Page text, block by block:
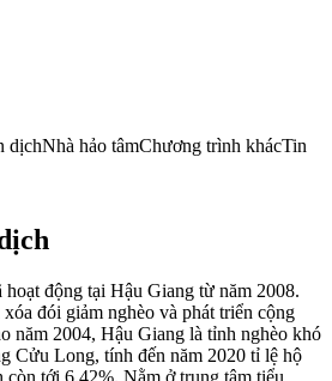
dịchNhà hảo tâmChương trình khácTin
động tại Hậu Giang từ năm 2008.
đói giảm nghèo và phát triển cộng
năm 2004, Hậu Giang là tỉnh nghèo khó
Cửu Long, tính đến năm 2020 tỉ lệ hộ